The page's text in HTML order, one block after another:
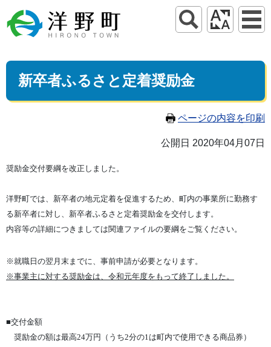
新卒者ふるさと定着奨励金
ページの内容を印刷
公開日 2020年04月07日
奨励金交付要綱を改正しました。
洋野町では、新卒者の地元定着を促進するため、町内の事業所に勤務す
る新卒者に対し、新卒者ふるさと定着奨励金を交付します。
内容等の詳細につきましては関連ファイルの要綱をご覧ください。
※就職日の翌月末までに、事前申請が必要となります。
※事業主に対する奨励金は、令和元年度をもって終了しました。
■交付金額
奨励金の額は最高24万円（うち2分の1は町内で使用できる商品券）